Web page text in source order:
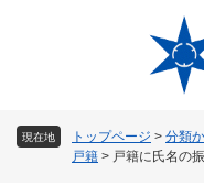
現在地 トップページ > 分類
戸籍 > 戸籍に氏名の